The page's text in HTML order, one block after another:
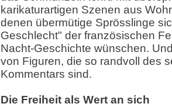
karikaturartigen Szenen aus
denen übermütige Sprösslinge
Geschlecht" der französischen
Nacht-Geschichte wünschen.
von Figuren, die so randvoll des
Kommentars sind.
Die Freiheit als Wert an sich